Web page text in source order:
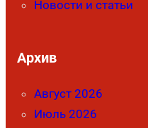
Новости и статьи
Архив
Август 2026
Июль 2026